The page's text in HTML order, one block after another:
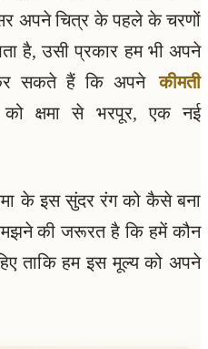
अपने चित्र के पहले के चरणों
है, उसी प्रकार हम भी अपने
कर सकते हैं कि अपने
कीमती
क्षमा से भरपूर, एक नई
के इस सुंदर रंग को कैसे बना
की जरूरत है कि हमें कौन
ताकि हम इस मूल्य को अपने